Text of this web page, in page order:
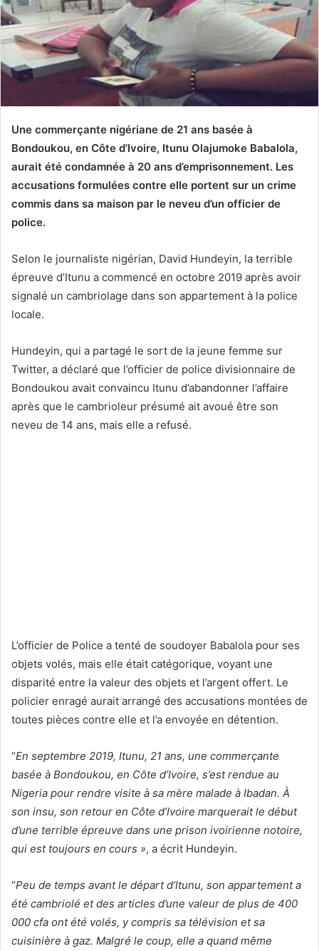
Une commerçante nigériane de 21 ans basée à
Bondoukou, en Côte d’Ivoire, Itunu Olajumoke Babalola,
aurait été condamnée à 20 ans d’emprisonnement. Les
accusations formulées contre elle portent sur un crime
commis dans sa maison par le neveu d’un officier de
police.
Selon le journaliste nigérian, David Hundeyin, la terrible
épreuve d’Itunu a commencé en octobre 2019 après avoir
signalé un cambriolage dans son appartement à la police
locale.
Hundeyin, qui a partagé le sort de la jeune femme sur
Twitter, a déclaré que l’officier de police divisionnaire de
Bondoukou avait convaincu Itunu d’abandonner l’affaire
après que le cambrioleur présumé ait avoué être son
neveu de 14 ans, mais elle a refusé.
L’officier de Police a tenté de soudoyer Babalola pour ses
objets volés, mais elle était catégorique, voyant une
disparité entre la valeur des objets et l’argent offert. Le
policier enragé aurait arrangé des accusations montées de
toutes pièces contre elle et l’a envoyée en détention.
“En septembre 2019, Itunu, 21 ans, une commerçante
basée à Bondoukou, en Côte d’Ivoire, s’est rendue au
Nigeria pour rendre visite à sa mère malade à Ibadan. À
son insu, son retour en Côte d’Ivoire marquerait le début
d’une terrible épreuve dans une prison ivoirienne notoire,
qui est toujours en cours », a écrit Hundeyin.
“Peu de temps avant le départ d’Itunu, son appartement a
été cambriolé et des articles d’une valeur de plus de 400
000 cfa ont été volés, y compris sa télévision et sa
cuisinière à gaz. Malgré le coup, elle a quand même